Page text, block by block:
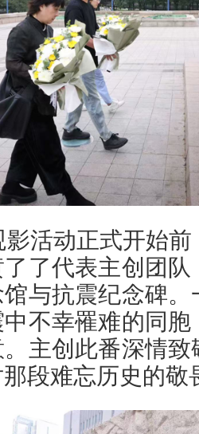
活动正式开始
了代表主创团
与抗震纪念碑
不幸罹难的同
主创此番深情
段难忘历史的敬